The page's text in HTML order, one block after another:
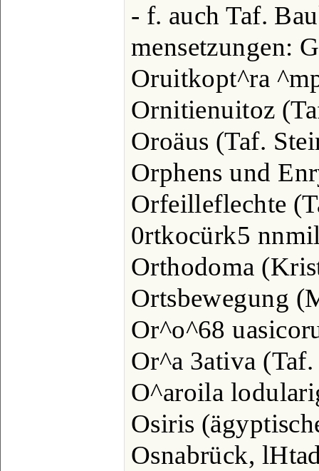
- f. auch Taf.
mensetzungen:
Oruitkopt^ra
Ornitienuitoz
Oroäus (Taf.
Orphens und
Orfeilleflechte
0rtkocürk5
Orthodoma
Ortsbewegung
Or^o^68
Or^a 3ativa
O^aroila
Osiris
Osnabrück,